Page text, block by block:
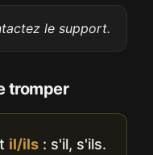
le support.
tromper
il/ils : s'il, s'ils.